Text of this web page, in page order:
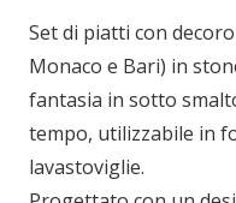
Set di piatti con
Monaco e Bari) in
fantasia in sotto
tempo, utilizzabile in
lavastoviglie.